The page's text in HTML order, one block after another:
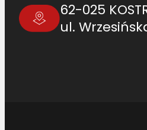
62-025
ul.